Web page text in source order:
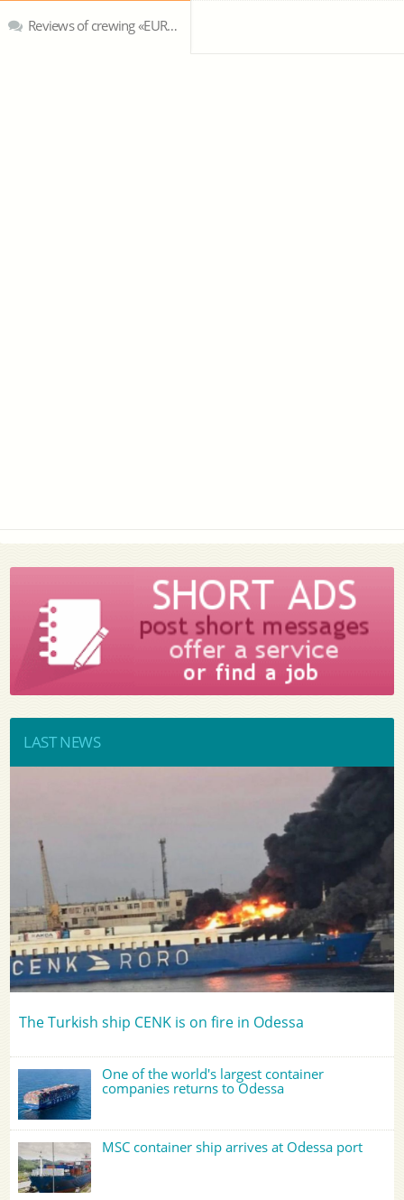
Reviews of crewing «EURO WORK GROUP»
LAST NEWS
The Turkish ship CENK is on fire in Odessa
One of the world's largest container
companies returns to Odessa
MSC container ship arrives at Odessa port